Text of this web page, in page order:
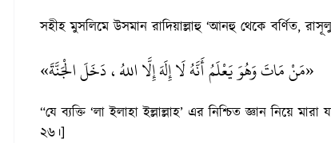
সহীহ মুসলিমে উসমান রাদিয়াল্লাহু ‘আনহু থেকে বর্ণিত,
«مَنْ مَاتَ وَهُوَ يَعْلَمُ أَنَّهُ لَا إِلَهَ إِلَّا اللهُ، دَخَلَ الْجَنَّةَ»
“যে ব্যক্তি ‘লা ইলাহা ইল্লাল্লাহ’ এর নিশ্চিত জ্ঞান নিয়ে
২৬।]